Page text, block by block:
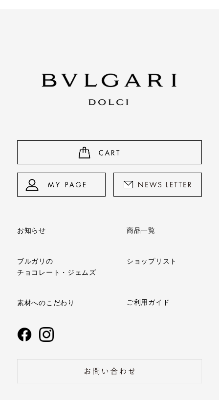
お知らせ 商品一覧
ブルガリの
チョコレート・ジェムズ
ショップリスト
素材へのこだわり ご利用ガイド